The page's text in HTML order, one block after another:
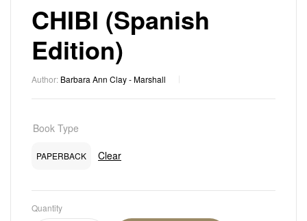
CHIBI (Spanish
Edition)
Author: Barbara Ann Clay - Marshall
Book Type
PAPERBACK Clear
Quantity